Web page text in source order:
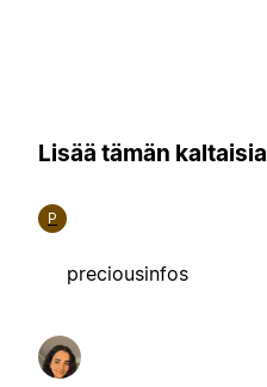
Lisää tämän kaltaisia
P
preciousinfos